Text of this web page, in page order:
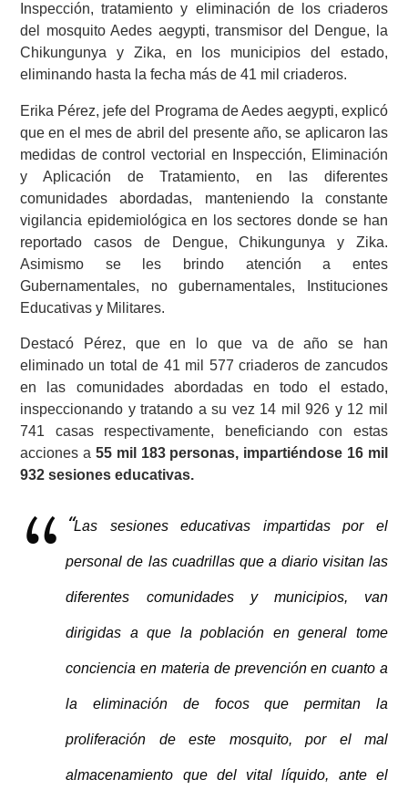
Inspección, tratamiento y eliminación de los criaderos
del mosquito Aedes aegypti, transmisor del Dengue, la
Chikungunya y Zika, en los municipios del estado,
eliminando hasta la fecha más de 41 mil criaderos.
Erika Pérez, jefe del Programa de Aedes aegypti, explicó
que en el mes de abril del presente año, se aplicaron las
medidas de control vectorial en Inspección, Eliminación
y Aplicación de Tratamiento, en las diferentes
comunidades abordadas, manteniendo la constante
vigilancia epidemiológica en los sectores donde se han
reportado casos de Dengue, Chikungunya y Zika.
Asimismo se les brindo atención a entes
Gubernamentales, no gubernamentales, Instituciones
Educativas y Militares.
Destacó Pérez, que en lo que va de año se han
eliminado un total de 41 mil 577 criaderos de zancudos
en las comunidades abordadas en todo el estado,
inspeccionando y tratando a su vez 14 mil 926 y 12 mil
741 casas respectivamente, beneficiando con estas
acciones a 55 mil 183 personas, impartiéndose 16 mil
932 sesiones educativas.
“Las sesiones educativas impartidas por el
personal de las cuadrillas que a diario visitan las
diferentes comunidades y municipios, van
dirigidas a que la población en general tome
conciencia en materia de prevención en cuanto a
la eliminación de focos que permitan la
proliferación de este mosquito, por el mal
almacenamiento que del vital líquido, ante el